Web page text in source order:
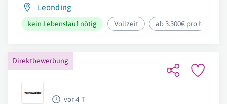
Leonding
kein Lebenslauf nötig Vollzeit ab 3.300€ pro Monat
Direktbewerbung
vor 4 T